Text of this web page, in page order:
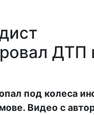
ДТП
под колеса
Видео с